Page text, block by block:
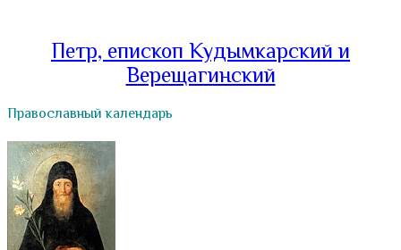
Петр, епископ Кудымкарский и
Верещагинский
Православный календарь